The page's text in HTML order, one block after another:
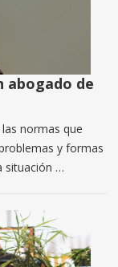
abogado de
normas que
y formas
situación …